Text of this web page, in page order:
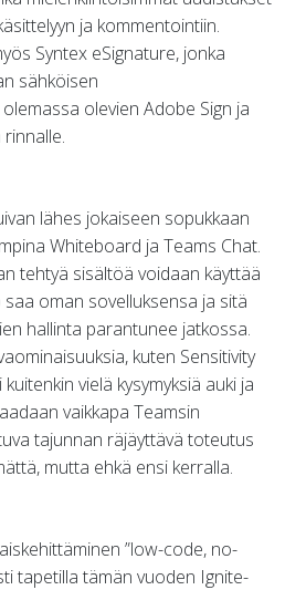
ja kommentointiin.
Syntex eSignature, jonka
sähköisen
olevien Adobe Sign ja
lähes jokaiseen sopukkaan
Whiteboard ja Teams Chat.
tehtyä sisältöä voidaan käyttää
saa oman sovelluksensa ja sitä
hallinta parantunee jatkossa.
kuten Sensitivity
vielä kysymyksiä auki ja
vaikkapa Teamsin
tajunnan räjäyttävä toteutus
mutta ehkä ensi kerralla.
”low-code, no-
tapetilla tämän vuoden Ignite-